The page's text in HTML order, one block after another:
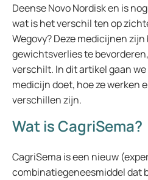
Deense Novo Nordisk en is
wat is het verschil ten op
Wegovy? Deze medicijnen
gewichtsverlies te
verschilt. In dit artikel gaan
medicijn doet, hoe ze werken
verschillen zijn.
Wat is CagriSema?
CagriSema is een nieuw
combinatiegeneesmiddel dat